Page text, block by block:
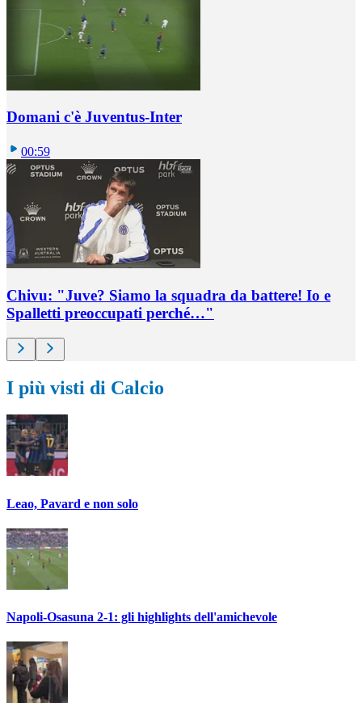
Domani c'è Juventus-Inter
00:59
Chivu: "Juve? Siamo la squadra da battere! Io e
Spalletti preoccupati perché…"
I più visti di Calcio
Leao, Pavard e non solo
Napoli-Osasuna 2-1: gli highlights dell'amichevole